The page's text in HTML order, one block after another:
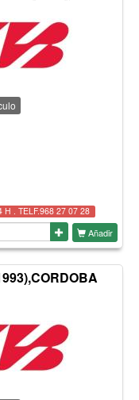
H . TELF.968 27 07 28
Añadir